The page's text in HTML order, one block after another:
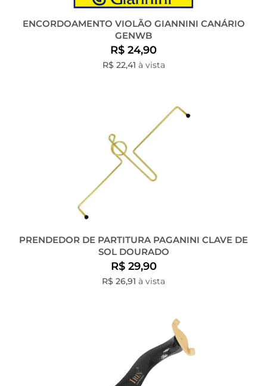
ENCORDOAMENTO VIOLÃO GIANNINI CANÁRIO
GENWB
R$ 24,90
R$ 22,41 à vista
PRENDEDOR DE PARTITURA PAGANINI CLAVE DE
SOL DOURADO
R$ 29,90
R$ 26,91 à vista